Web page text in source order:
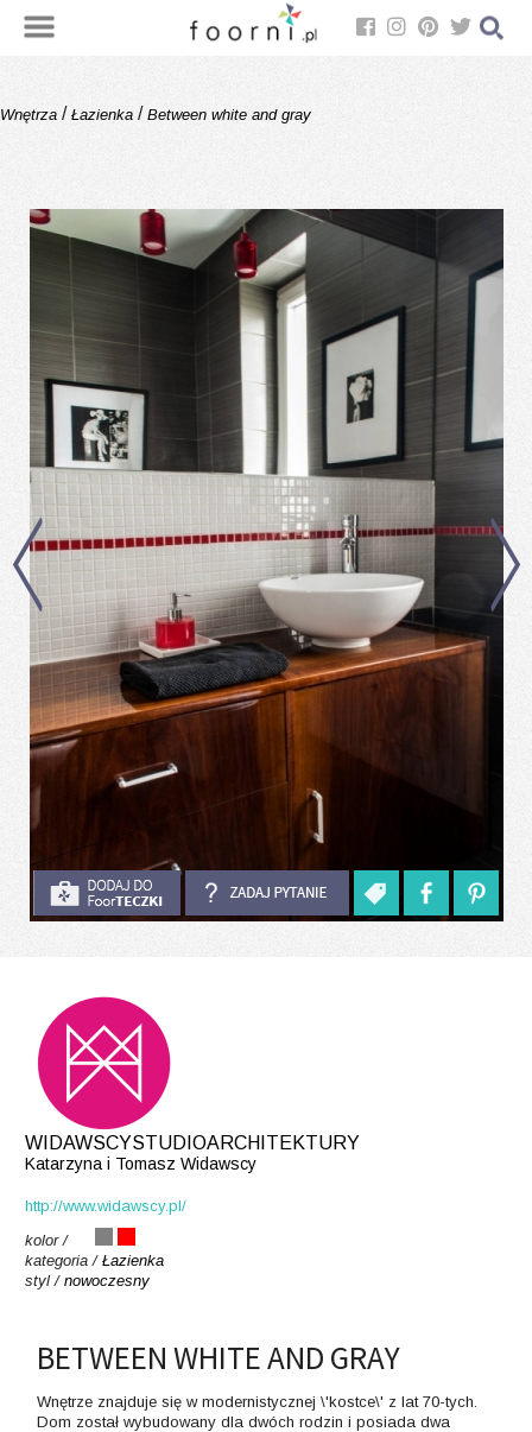
Wnętrza / Łazienka / Between white and gray
WIDAWSCYSTUDIOARCHITEKTURY
Katarzyna i Tomasz Widawscy
http://www.widawscy.pl/
kolor /
kategoria / Łazienka
styl / nowoczesny
BETWEEN WHITE AND GRAY
Wnętrze znajduje się w modernistycznej \'kostce\' z lat 70-tych.
Dom został wybudowany dla dwóch rodzin i posiada dwa